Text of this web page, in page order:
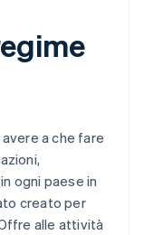
a che fare
ogni paese in
creato per
alle attività